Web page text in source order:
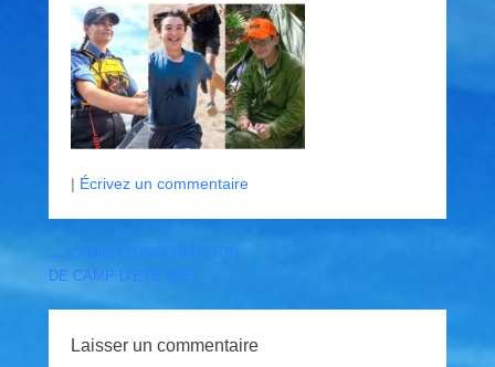
| Écrivez un commentaire
Post navigation
← CAHIER D’INFORMATION
DE CAMP D’ÉTÉ 2023
Laisser un commentaire